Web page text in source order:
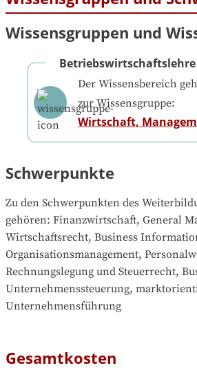
Wissensgruppen und
Betriebswirtschaftslehre
Der Wissensbereich
zur Wissensgruppe:
Wirtschaft,
Schwerpunkte
Zu den Schwerpunkten des
gehören: Finanzwirtschaft, General
Wirtschaftsrecht, Business
Organisationsmanagement,
Rechnungslegung und Steuerrecht,
Unternehmenssteuerung,
Unternehmensführung
Gesamtkosten